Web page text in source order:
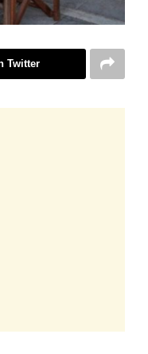
Twitter